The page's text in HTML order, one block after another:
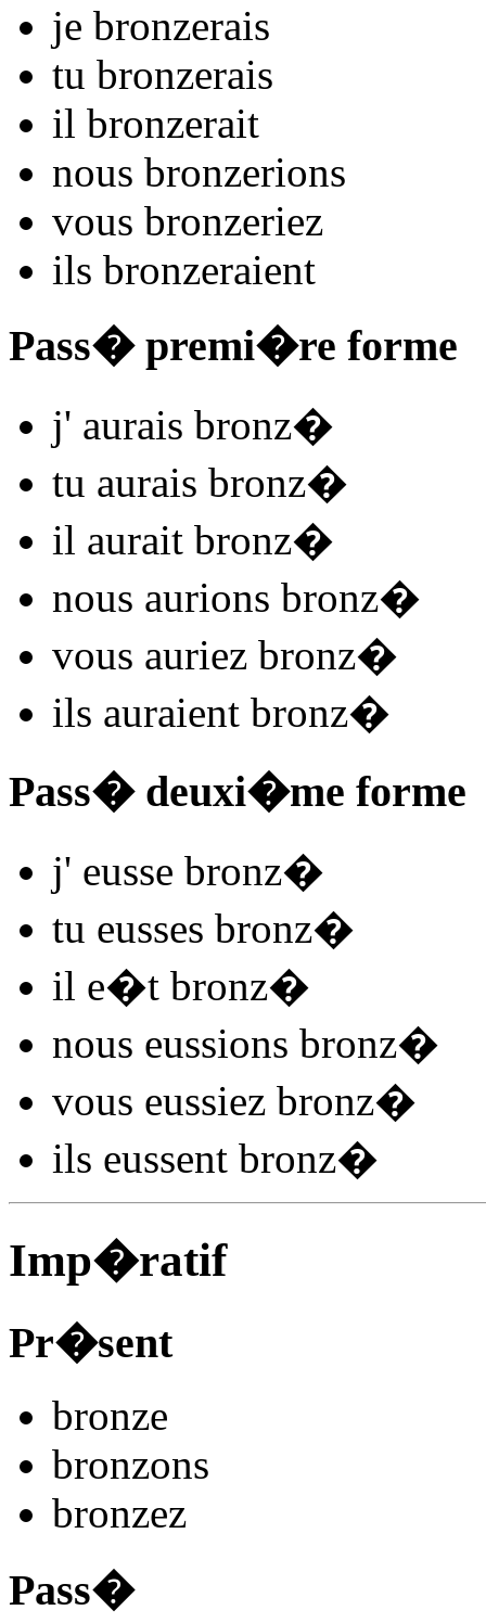
je bronzerais
tu bronzerais
il bronzerait
nous bronzerions
vous bronzeriez
ils bronzeraient
Pass� premi�re forme
j' aurais bronz�
tu aurais bronz�
il aurait bronz�
nous aurions bronz�
vous auriez bronz�
ils auraient bronz�
Pass� deuxi�me forme
j' eusse bronz�
tu eusses bronz�
il e�t bronz�
nous eussions bronz�
vous eussiez bronz�
ils eussent bronz�
Imp�ratif
Pr�sent
bronze
bronzons
bronzez
Pass�